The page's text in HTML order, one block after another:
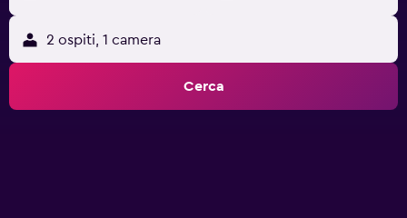
2 ospiti, 1 camera
Cerca